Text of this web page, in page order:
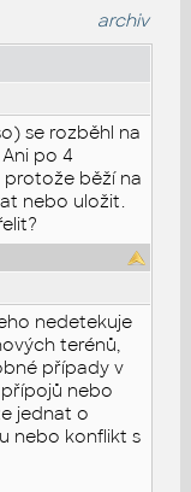
archiv
se rozběhl na
po 4
běží na
nebo uložit.
nedetekuje
terénů,
případy v
nebo
jednat o
nebo konflikt s